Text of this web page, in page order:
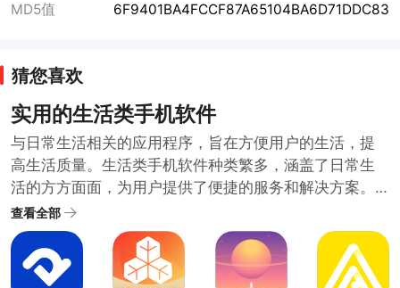
MD5值 6F9401BA4FCCF87A65104BA6D71DDC83
猜您喜欢
实用的生活类手机软件
与日常生活相关的应用程序，旨在方便用户的生活，提
高生活质量。生活类手机软件种类繁多，涵盖了日常生
活的方方面面，为用户提供了便捷的服务和解决方案。
随着科技的发展和人们生活水平的提高，生活类手机软
件也在不断推陈出新，满足用户日益增长的需求。哪些
生活类软件比较实用呢？小编在生活类软件合集中为大
家整理了很多日常需要的好用方便的生活类手机软件。
查看全部